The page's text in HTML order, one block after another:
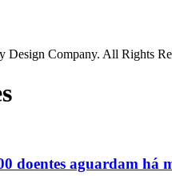
Company. All Rights
doentes aguardam há